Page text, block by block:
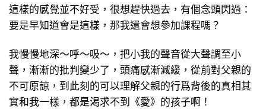
這樣的感覺並不好受，很想趕快過去，有個念頭閃過：
要是早知道會是這樣，那我還會想參加課程嗎？
我慢慢地深～呼～吸～，把小我的聲音從大聲調至小
聲，漸漸的批判變少了，頭痛感漸減緩，從前對父親的
不可原諒，到此刻的可以理解父親的行爲背後的真相其
實和我一樣，都是渴求不到《愛》的孩子啊！